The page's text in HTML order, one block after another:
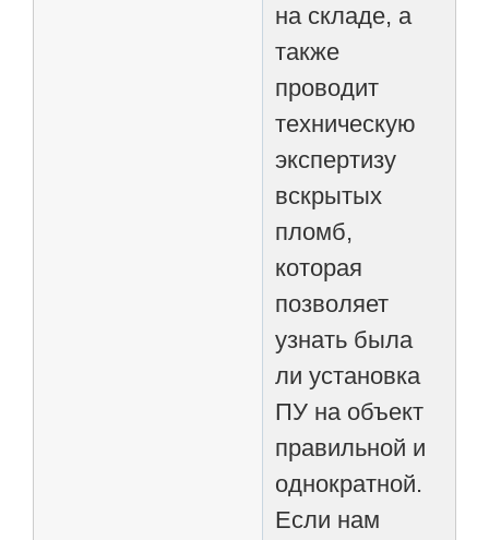
на складе, а
также
проводит
техническую
экспертизу
вскрытых
пломб,
которая
позволяет
узнать была
ли установка
ПУ на объект
правильной и
однократной.
Если нам